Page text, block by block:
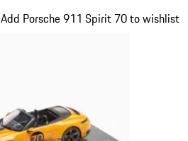
Add Porsche 911 Spirit 70 to wishlist